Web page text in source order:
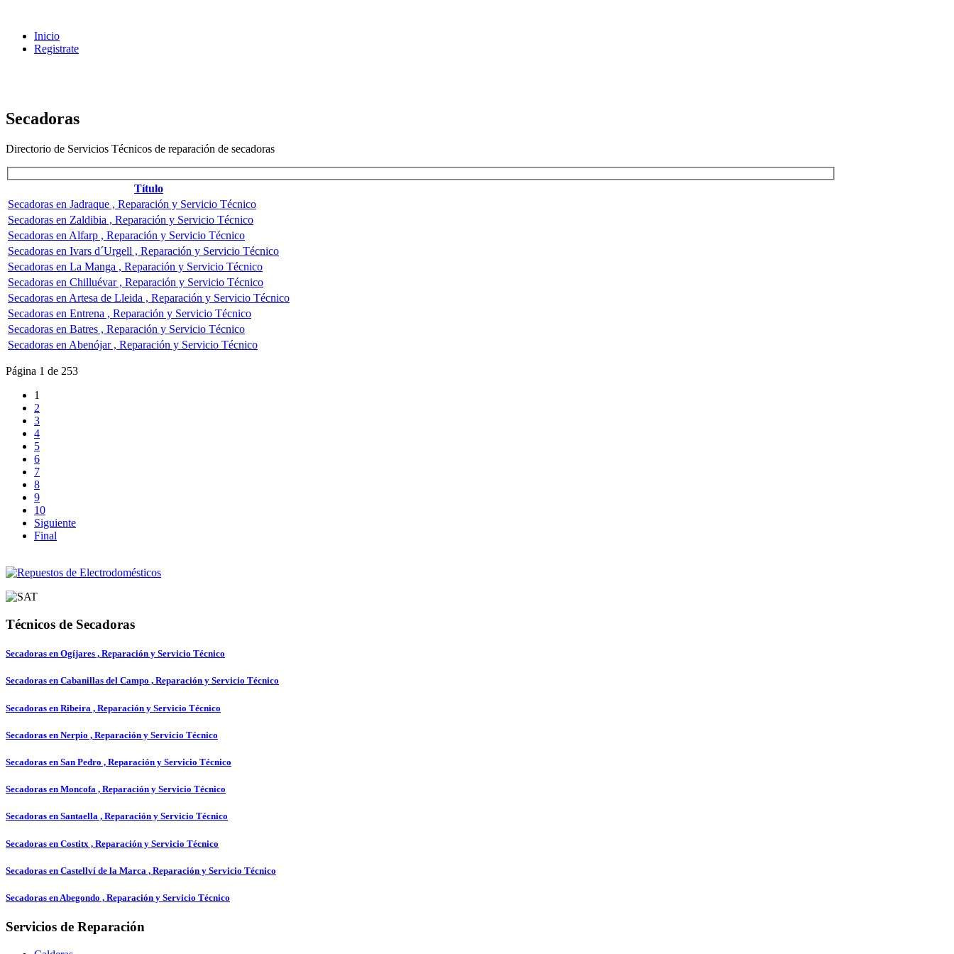
Inicio
Registrate
Secadoras
Directorio de Servicios Técnicos de reparación de secadoras
Título
Secadoras en Jadraque , Reparación y Servicio Técnico
Secadoras en Zaldibia , Reparación y Servicio Técnico
Secadoras en Alfarp , Reparación y Servicio Técnico
Secadoras en Ivars d´Urgell , Reparación y Servicio Técnico
Secadoras en La Manga , Reparación y Servicio Técnico
Secadoras en Chilluévar , Reparación y Servicio Técnico
Secadoras en Artesa de Lleida , Reparación y Servicio Técnico
Secadoras en Entrena , Reparación y Servicio Técnico
Secadoras en Batres , Reparación y Servicio Técnico
Secadoras en Abenójar , Reparación y Servicio Técnico
Página 1 de 253
1
2
3
4
5
6
7
8
9
10
Siguiente
Final
Técnicos de Secadoras
Secadoras en Ogíjares , Reparación y Servicio Técnico
Secadoras en Cabanillas del Campo , Reparación y Servicio Técnico
Secadoras en Ribeira , Reparación y Servicio Técnico
Secadoras en Nerpio , Reparación y Servicio Técnico
Secadoras en San Pedro , Reparación y Servicio Técnico
Secadoras en Moncofa , Reparación y Servicio Técnico
Secadoras en Santaella , Reparación y Servicio Técnico
Secadoras en Costitx , Reparación y Servicio Técnico
Secadoras en Castellví de la Marca , Reparación y Servicio Técnico
Secadoras en Abegondo , Reparación y Servicio Técnico
Servicios de Reparación